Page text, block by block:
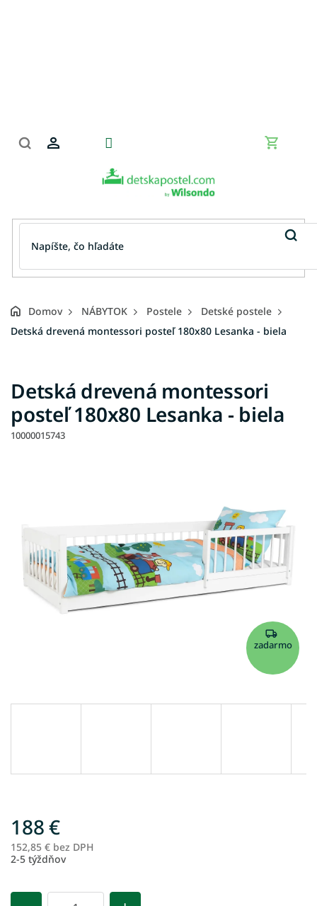
Domov NÁBYTOK Postele
Detské postele
Detská drevená montessori posteľ 180x80 Lesanka - biela
Detská drevená montessori
posteľ 180x80 Lesanka - biela
10000015743
zadarmo
188 €
152,85 € bez DPH
2-5 týždňov